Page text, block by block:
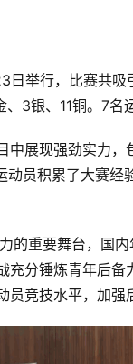
举行，比赛共吸
3银、11铜。7名
展现强劲实力，
员积累了大赛经
的重要舞台，国
充分锤炼青年后备
竞技水平，加强